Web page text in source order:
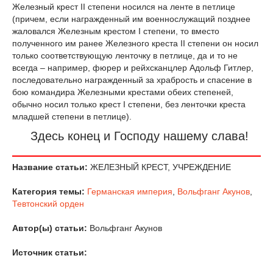
Железный крест II степени носился на ленте в петлице
(причем, если награжденный им военнослужащий позднее
жаловался Железным крестом I степени, то вместо
полученного им ранее Железного креста II степени он носил
только соответствующую ленточку в петлице, да и то не
всегда – например, фюрер и рейхсканцлер Адольф Гитлер,
последовательно награжденный за храбрость и спасение в
бою командира Железными крестами обеих степеней,
обычно носил только крест I степени, без ленточки креста
младшей степени в петлице).
Здесь конец и Господу нашему слава!
Название статьи: ЖЕЛЕЗНЫЙ КРЕСТ, УЧРЕЖДЕНИЕ
Категория темы: Германская империя Вольфганг Акунов
Тевтонский орден
Автор(ы) статьи: Вольфганг Акунов
Источник статьи: